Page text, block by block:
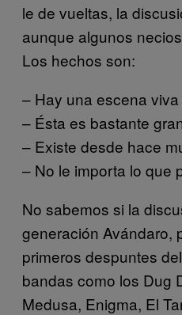
le de vueltas, la
aunque algunos
Los hechos son:
– Hay una escena
– Ésta es bastante
– Existe desde hace
– No le importa lo que
No sabemos si la
generación Avándaro,
primeros despuntes
bandas como los Dug
Medusa, Enigma, El